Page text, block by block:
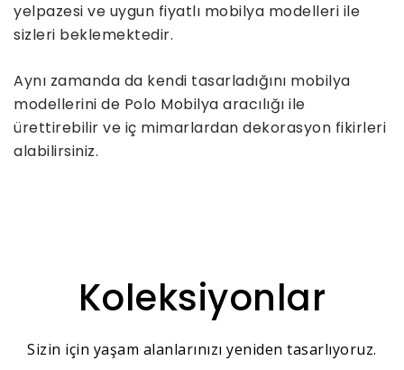
yelpazesi ve uygun fiyatlı mobilya modelleri ile
sizleri beklemektedir.
Aynı zamanda da kendi tasarladığını mobilya
modellerini de Polo Mobilya aracılığı ile
ürettirebilir ve iç mimarlardan dekorasyon fikirleri
alabilirsiniz.
Koleksiyonlar
Sizin için yaşam alanlarınızı yeniden tasarlıyoruz.